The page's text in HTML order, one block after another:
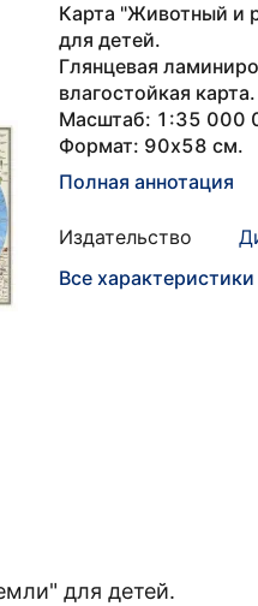
Карта "Животный и
для детей.
Глянцевая
влагостойкая карта.
Масштаб: 1:35 000
Формат: 90х58 см.
Полная аннотация
Издательство
Все характеристики
для детей.